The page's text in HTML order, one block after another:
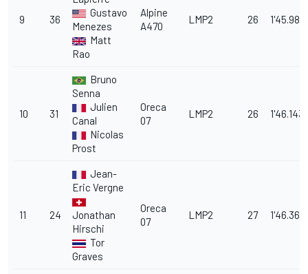
9 36
Gustavo
Menezes
Matt
Rao
Alpine
A470
LMP2 26 1'45.981
10 31
Bruno
Senna
Julien
Canal
Nicolas
Prost
Oreca
07
LMP2 26 1'46.143
11 24
Jean-
Eric Vergne
Jonathan
Hirschi
Tor
Graves
Oreca
07
LMP2 27 1'46.363